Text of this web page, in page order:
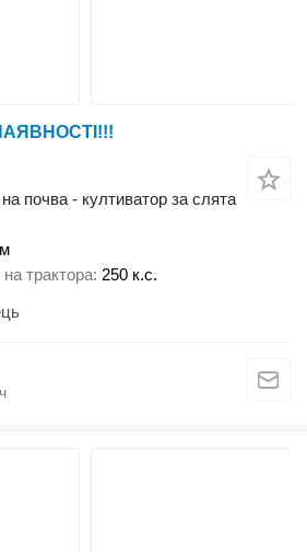
почва - култиватор за слята
трактора 250 к.с.